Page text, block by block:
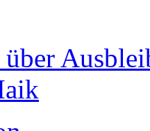
über